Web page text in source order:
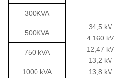
34,5 kV
4.160 kV
12,47 kV
13,2 kV
13,8 kV
300KVA
500KVA
750 kVA
1000 kVA